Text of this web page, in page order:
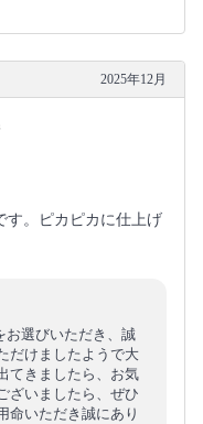
2025年12月
す。ピカピカに仕上げ
お選びいただき、誠
だけましたようで大
てきましたら、お気
ざいましたら、ぜひ
命いただき誠にあり